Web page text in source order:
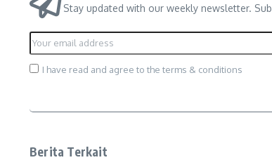
Stay updated with our weekly newsletter.
I have read and agree to the terms & conditions
Berita Terkait